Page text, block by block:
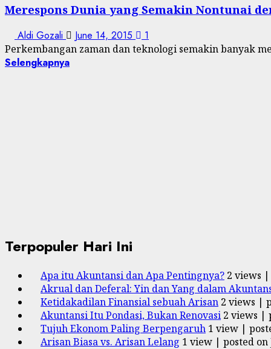
Merespons Dunia yang Semakin Nontunai
Aldi Gozali June 14, 2015 1
Perkembangan zaman dan teknologi semakin banyak
Selengkapnya
Terpopuler Hari Ini
Apa itu Akuntansi dan Apa Pentingnya? 2 views
Akrual dan Deferal: Yin dan Yang dalam
Ketidakadilan Finansial sebuah Arisan 2 views |
Akuntansi Itu Pondasi, Bukan Renovasi 2 views |
Tujuh Ekonom Paling Berpengaruh 1 view |
Arisan Biasa vs. Arisan Lelang 1 view | posted on